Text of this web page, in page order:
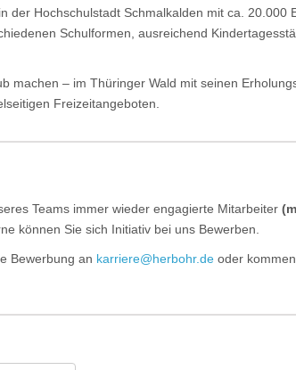
der Hochschulstadt Schmalkalden mit ca. 20.000
Schulformen, ausreichend
machen – im Thüringer Wald mit seinen
Freizeitangeboten.
Teams immer wieder engagierte Mitarbeiter
können Sie sich Initiativ bei uns Bewerben.
Bewerbung an karriere@herbohr.deoder kommen